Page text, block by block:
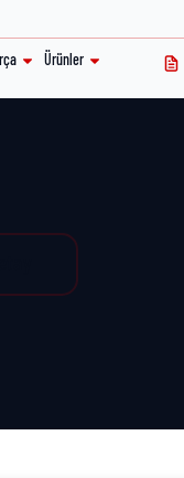
Ürünler